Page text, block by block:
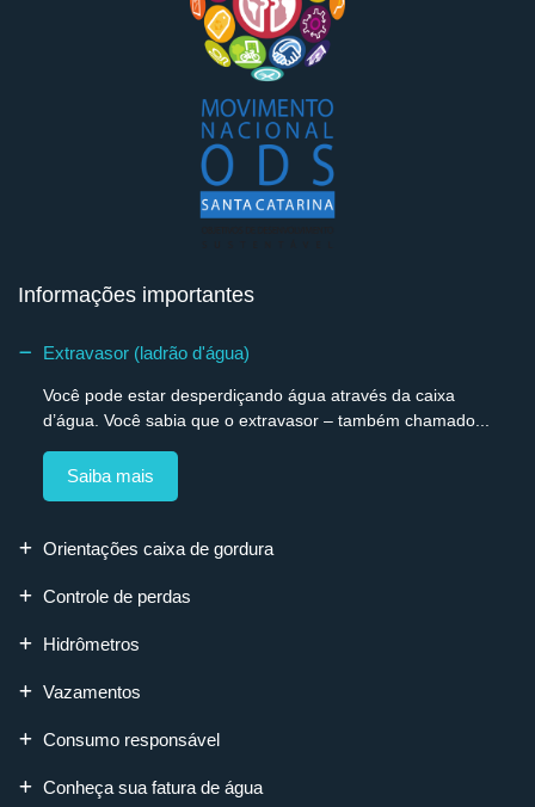
Informações importantes
Extravasor (ladrão d'água)
Você pode estar desperdiçando água através da caixa
d’água. Você sabia que o extravasor – também chamado...
Saiba mais
Orientações caixa de gordura
Controle de perdas
Hidrômetros
Vazamentos
Consumo responsável
Conheça sua fatura de água